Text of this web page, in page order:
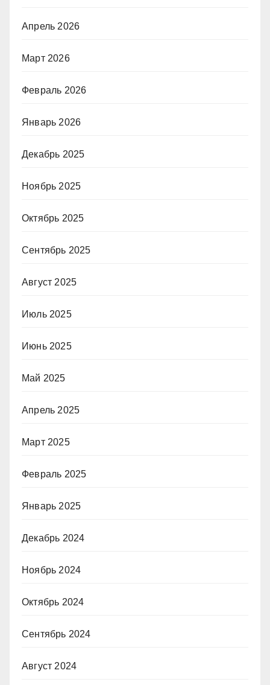
Апрель 2026
Март 2026
Февраль 2026
Январь 2026
Декабрь 2025
Ноябрь 2025
Октябрь 2025
Сентябрь 2025
Август 2025
Июль 2025
Июнь 2025
Май 2025
Апрель 2025
Март 2025
Февраль 2025
Январь 2025
Декабрь 2024
Ноябрь 2024
Октябрь 2024
Сентябрь 2024
Август 2024